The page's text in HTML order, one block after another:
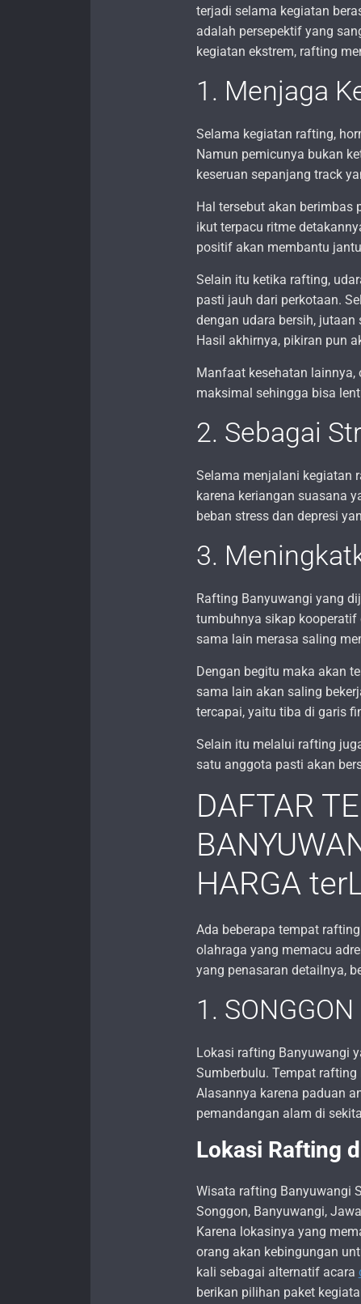
terjadi selama kegiatan
adalah persepektif yang
kegiatan ekstrem, rafting
1. Menjaga
Selama kegiatan rafting,
Namun pemicunya bukan
keseruan sepanjang track
Hal tersebut akan berimbas
ikut terpacu ritme
positif akan membantu
Selain itu ketika rafting,
pasti jauh dari perkotaan.
dengan udara bersih,
Hasil akhirnya, pikiran pun
Manfaat kesehatan lainnya,
maksimal sehingga bisa
2. Sebagai
Selama menjalani kegiatan
karena keriangan suasana
beban stress dan depresi
3.
Rafting Banyuwangi yang
tumbuhnya sikap kooperatif
sama lain merasa saling
Dengan begitu maka akan
sama lain akan saling
tercapai, yaitu tiba di garis
Selain itu melalui rafting
satu anggota pasti akan
DAFTAR
HARGA
Ada beberapa tempat
olahraga yang memacu
yang penasaran detailnya,
1. SONGGON
Lokasi rafting Banyuwangi
Sumberbulu. Tempat
Alasannya karena paduan
pemandangan alam di
Lokasi Rafting
Wisata rafting Banyuwangi
Songgon, Banyuwangi,
Karena lokasinya yang
orang akan kebingungan
kali sebagai alternatif acara
berikan pilihan paket